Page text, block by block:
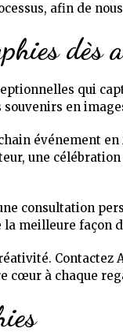
afin de
dès
qui
en
événement
une
consultation
meilleure façon
cœur à chaque